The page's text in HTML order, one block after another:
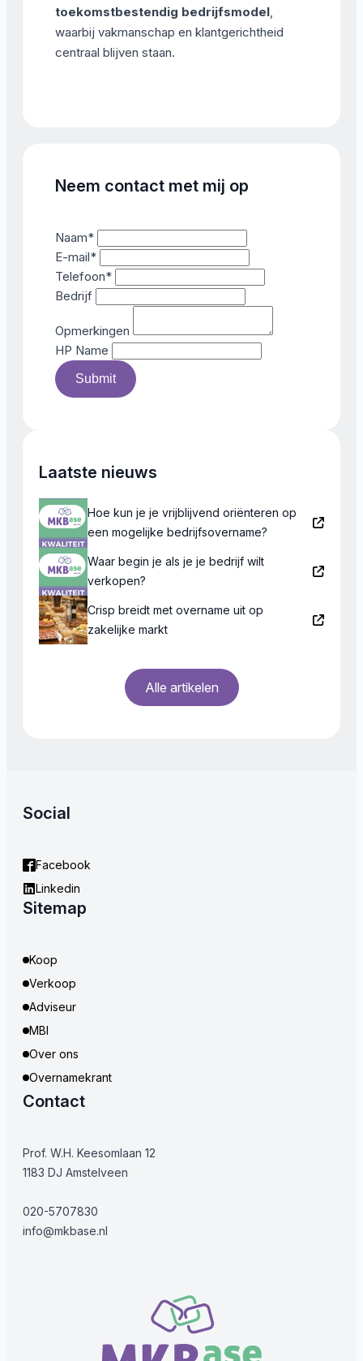
toekomstbestendig bedrijfsmodel,
waarbij vakmanschap en klantgerichtheid
centraal blijven staan.
Neem contact met mij op
Naam*
E-mail*
Telefoon*
Bedrijf
Opmerkingen
HP Name
Submit
Laatste nieuws
Hoe kun je je vrijblijvend oriënteren op
een mogelijke bedrijfsovername?
Waar begin je als je je bedrijf wilt
verkopen?
Crisp breidt met overname uit op
zakelijke markt
Alle artikelen
Social
Facebook
Linkedin
Sitemap
Koop
Verkoop
Adviseur
MBI
Over ons
Overnamekrant
Contact
Prof. W.H. Keesomlaan 12
1183 DJ Amstelveen
020-5707830
info@mkbase.nl